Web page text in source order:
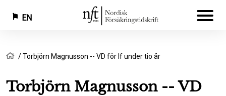
Skip
main
content
EN
Breadcrumb
Home
Torbjörn Magnusson -- VD för If under tio år
Torbjörn Magnusson -- VD